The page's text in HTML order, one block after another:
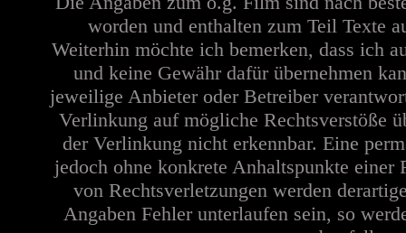
worden und enthalten zum Teil Texte
Weiterhin möchte ich bemerken, dass ich
und keine Gewähr dafür übernehmen
jeweilige Anbieter oder Betreiber
Verlinkung auf mögliche Rechtsverstöße
der Verlinkung nicht erkennbar. Eine
jedoch ohne konkrete Anhaltspunkte
von Rechtsverletzungen werden
Angaben Fehler unterlaufen sein, so